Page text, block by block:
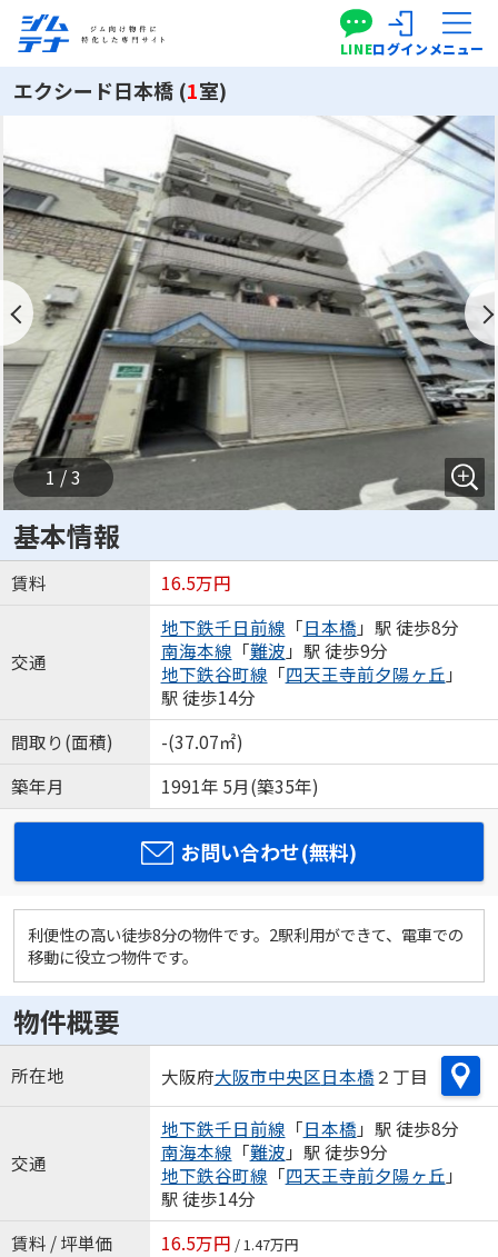
LINEログインメニュー
エクシード日本橋 (1室)
1 / 3
基本情報
賃料 16.5万円
交通
地下鉄千日前線 「日本橋 」駅 徒歩8分
南海本線 「難波 」駅 徒歩9分
地下鉄谷町線 「四天王寺前夕陽ヶ丘 」
駅 徒歩14分
間取り(面積)
-(37.07㎡)
築年月
1991年 5月(築35年)
お問い合わせ(無料)
利便性の高い徒歩8分の物件です。2駅利用ができて、電車での
移動に役立つ物件です。
物件概要
所在地 大阪府大阪市中央区日本橋 ２丁目
交通
地下鉄千日前線 「日本橋 」駅 徒歩8分
南海本線 「難波 」駅 徒歩9分
地下鉄谷町線 「四天王寺前夕陽ヶ丘 」
駅 徒歩14分
賃料 / 坪単価
16.5万円 / 1.47万円